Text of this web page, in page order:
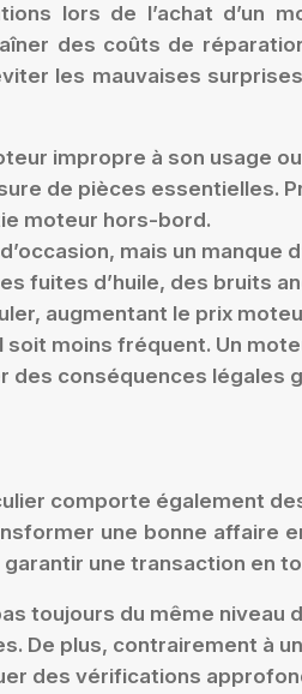
lors de l’achat d’un
des coûts de
les mauvaises
impropre à son usage
de pièces essentielles.
moteur hors-bord.
mais un manque
fuites d’huile, des bruits
augmentant le prix
moins fréquent. Un
conséquences légales
comporte également
une bonne affaire
une transaction en
toujours du même niveau
plus, contrairement à
des vérifications